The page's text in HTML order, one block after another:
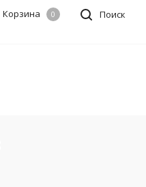
Поиск
Корзина 0